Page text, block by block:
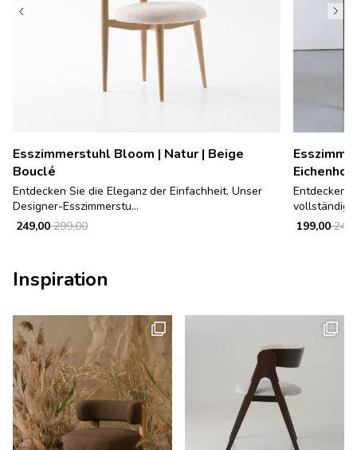
Esszimmerstuhl Bloom | Natur | Beige
Bouclé
Entdecken Sie die Eleganz der Einfachheit. Unser
Designer-Esszimmerstu...
299,00
249,00
Entdecken
vollständig
199,00
Inspiration